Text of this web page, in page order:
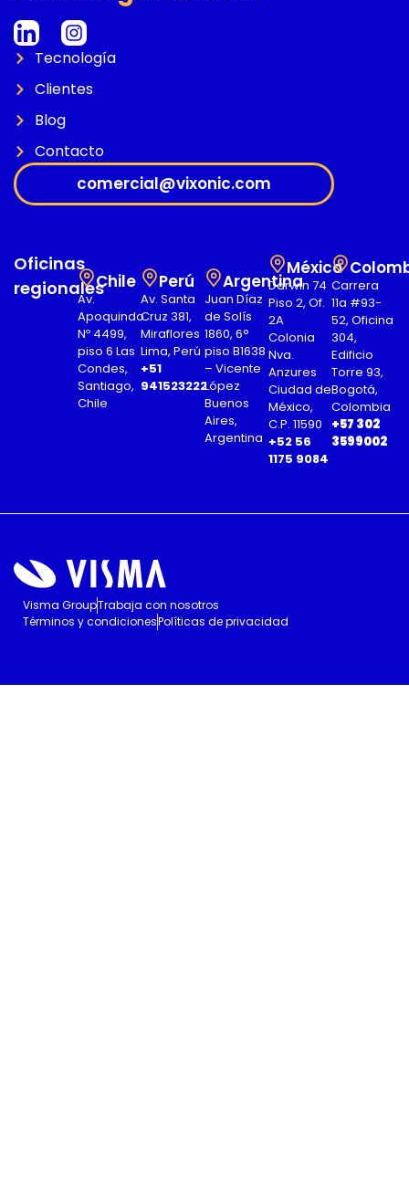
Tecnología
Clientes
Blog
Contacto
comercial@vixonic.com
Oficinas
regionalesChile
Av.
Apoquindo
Nº 4499,
piso 6 Las
Condes,
Santiago,
Chile
Perú
Av. Santa
Cruz 381,
Miraflores
Lima, Perú
+51
941523222
Argentina
Juan Díaz
de Solís
1860, 6°
piso B1638
– Vicente
López
Buenos
Aires,
Argentina
México
Darwin 74
Piso 2, Of.
2A
Colonia
Nva.
Anzures
Ciudad de
México,
C.P. 11590
+52 56
1175 9084
Carrera
11a #93-
52, Oficina
304,
Edificio
Torre 93,
Bogotá,
Colombia
+57 302
3599002
Visma GroupTrabaja con nosotros
Términos y condicionesPolíticas de privacidad